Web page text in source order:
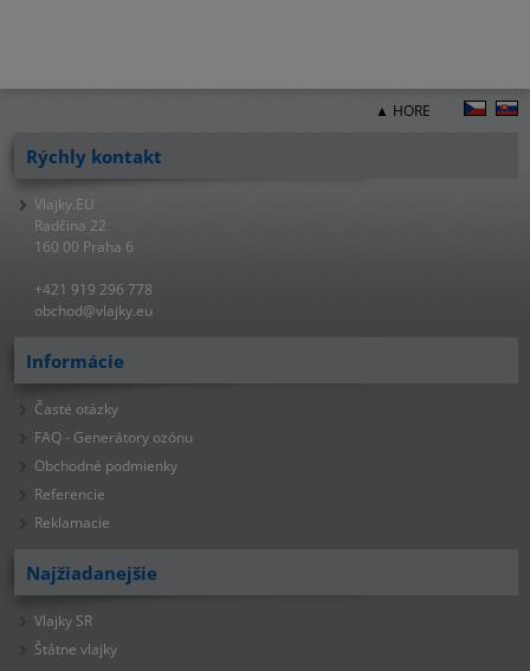
▲ HORE
Rýchly kontakt
Vlajky.EU
Radčina 22
160 00 Praha 6
+421 919 296 778
obchod@vlajky.eu
Informácie
Časté otázky
FAQ - Generátory ozónu
Obchodné podmienky
Referencie
Reklamacie
Najžiadanejšie
Vlajky SR
Štátne vlajky